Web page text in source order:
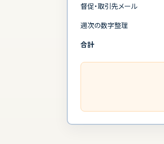
督促・取引先メール
週次の数字整理
合計